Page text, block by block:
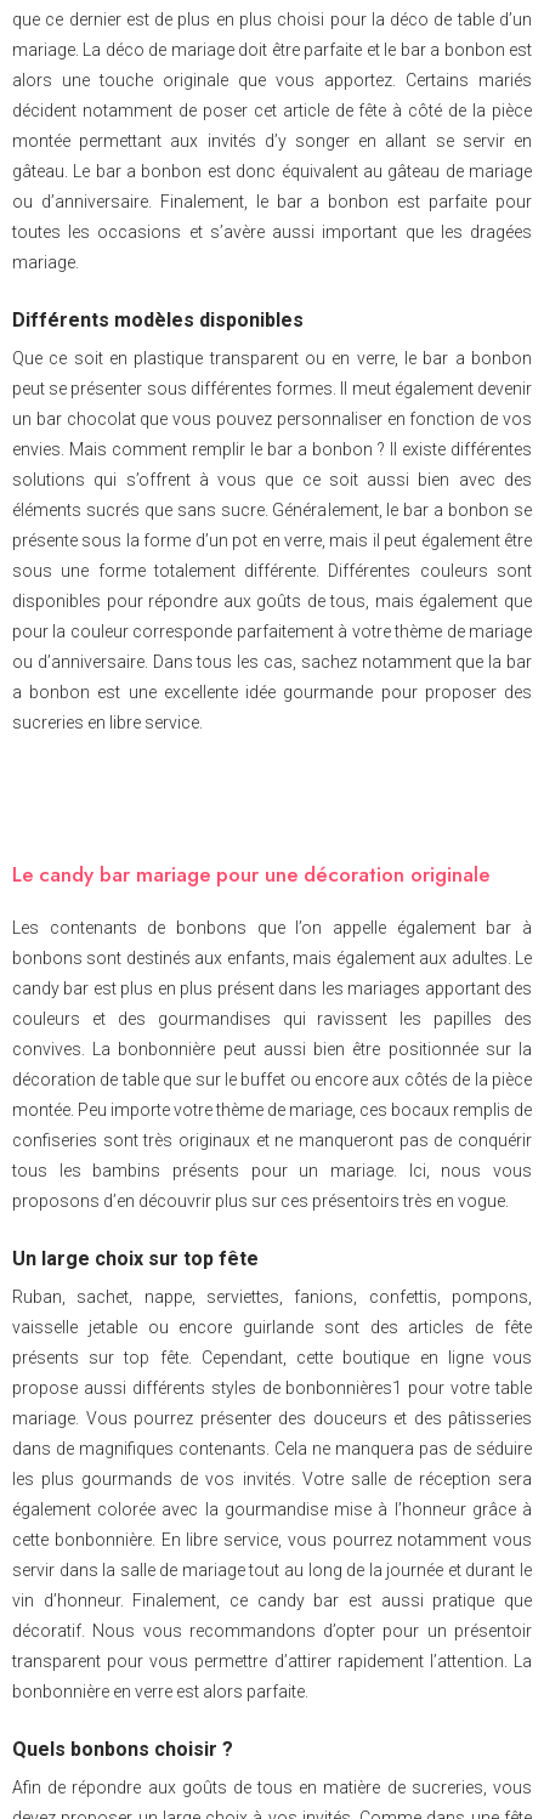
que ce dernier est de plus en plus choisi pour la déco de table d’un
mariage. La déco de mariage doit être parfaite et le bar a bonbon est
alors une touche originale que vous apportez. Certains mariés
décident notamment de poser cet article de fête à côté de la pièce
montée permettant aux invités d’y songer en allant se servir en
gâteau. Le bar a bonbon est donc équivalent au gâteau de mariage
ou d’anniversaire. Finalement, le bar a bonbon est parfaite pour
toutes les occasions et s’avère aussi important que les dragées
mariage.
Différents modèles disponibles
Que ce soit en plastique transparent ou en verre, le bar a bonbon
peut se présenter sous différentes formes. Il meut également devenir
un bar chocolat que vous pouvez personnaliser en fonction de vos
envies. Mais comment remplir le bar a bonbon ? Il existe différentes
solutions qui s’offrent à vous que ce soit aussi bien avec des
éléments sucrés que sans sucre. Généralement, le bar a bonbon se
présente sous la forme d’un pot en verre, mais il peut également être
sous une forme totalement différente. Différentes couleurs sont
disponibles pour répondre aux goûts de tous, mais également que
pour la couleur corresponde parfaitement à votre thème de mariage
ou d’anniversaire. Dans tous les cas, sachez notamment que la bar
a bonbon est une excellente idée gourmande pour proposer des
sucreries en libre service.
Le candy bar mariage pour une décoration originale
Les contenants de bonbons que l’on appelle également bar à
bonbons sont destinés aux enfants, mais également aux adultes. Le
candy bar est plus en plus présent dans les mariages apportant des
couleurs et des gourmandises qui ravissent les papilles des
convives. La bonbonnière peut aussi bien être positionnée sur la
décoration de table que sur le buffet ou encore aux côtés de la pièce
montée. Peu importe votre thème de mariage, ces bocaux remplis de
confiseries sont très originaux et ne manqueront pas de conquérir
tous les bambins présents pour un mariage. Ici, nous vous
proposons d’en découvrir plus sur ces présentoirs très en vogue.
Un large choix sur top fête
Ruban, sachet, nappe, serviettes, fanions, confettis, pompons,
vaisselle jetable ou encore guirlande sont des articles de fête
présents sur top fête. Cependant, cette boutique en ligne vous
propose aussi différents styles de bonbonnières1 pour votre table
mariage. Vous pourrez présenter des douceurs et des pâtisseries
dans de magnifiques contenants. Cela ne manquera pas de séduire
les plus gourmands de vos invités. Votre salle de réception sera
également colorée avec la gourmandise mise à l’honneur grâce à
cette bonbonnière. En libre service, vous pourrez notamment vous
servir dans la salle de mariage tout au long de la journée et durant le
vin d’honneur. Finalement, ce candy bar est aussi pratique que
décoratif. Nous vous recommandons d’opter pour un présentoir
transparent pour vous permettre d’attirer rapidement l’attention. La
bonbonnière en verre est alors parfaite.
Quels bonbons choisir ?
Afin de répondre aux goûts de tous en matière de sucreries, vous